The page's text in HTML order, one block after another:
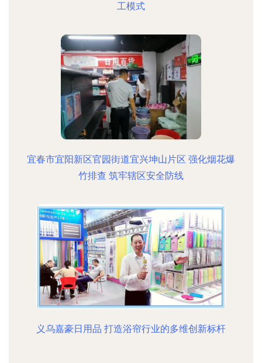
工模式
宜春市宜阳新区官园街道宜兴坤山片区 强化烟花爆
竹排查 筑牢辖区安全防线
义乌嘉豪日用品 打造浴帘行业的多维创新标杆